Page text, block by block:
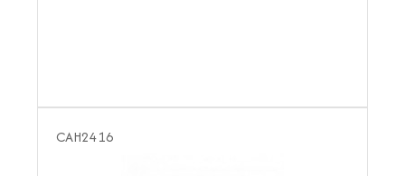
CAH2416